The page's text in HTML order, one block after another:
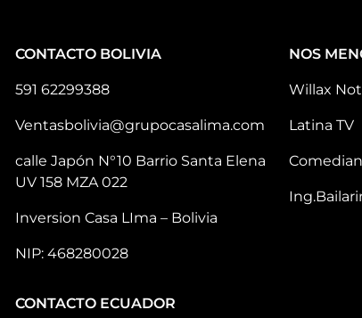
CONTACTO BOLIVIA
591 62299388
Ventasbolivia@grupocasalima.com
calle Japón N°10 Barrio Santa Elena
UV 158 MZA 022
Inversion Casa LIma – Bolivia
NIP: 468280028
CONTACTO ECUADOR
NOS
Willax
Latina TV